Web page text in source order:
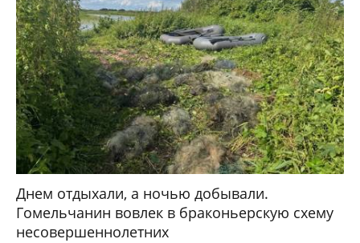
Днем отдыхали, а ночью добывали.
Гомельчанин вовлек в браконьерскую схему
несовершеннолетних